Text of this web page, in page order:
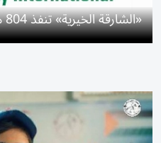
«الشارقة الخيرية» تنفذ 804 مشاريع بـ 1.3 مليون درهم